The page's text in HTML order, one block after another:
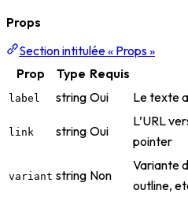
Props
Section intitulée « Props »
Prop
Type Requis
label string Oui Le texte
link string Oui
L’URL
pointer
variant string Non
Variante
outline,